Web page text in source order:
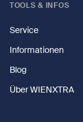
TOOLS & INFOS
Service
Informationen
Blog
Über WIENXTRA